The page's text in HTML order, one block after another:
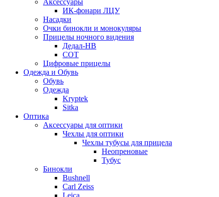
Аксессуары
ИК-фонари ЛЦУ
Насадки
Очки бинокли и монокуляры
Прицелы ночного видения
Дедал-НВ
СОТ
Цифровые прицелы
Одежда и Обувь
Обувь
Одежда
Kryptek
Sitka
Оптика
Аксессуары для оптики
Чехлы для оптики
Чехлы тубусы для прицела
Неопреновые
Тубус
Бинокли
Bushnell
Carl Zeiss
Leica